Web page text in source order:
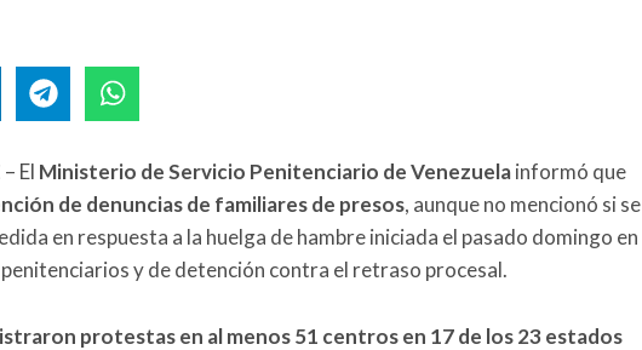
– El Ministerio de Servicio Penitenciario de Venezuelainformó que
de denuncias de familiares de presos, aunque no mencionó si se
en respuesta a la huelga de hambre iniciada el pasado domingo en
y de detención contra el retraso procesal.
protestas en al menos 51 centros en 17 de los 23 estados